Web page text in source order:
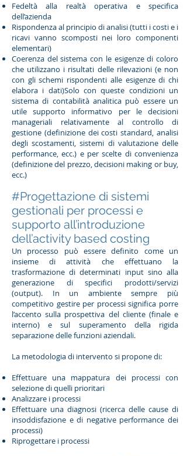
Fedeltà alla realtà operativa e specifica
dell’azienda
Rispondenza al principio di analisi (tutti i costi e i
ricavi vanno scomposti nei loro componenti
elementari)
Coerenza del sistema con le esigenze di coloro
che utilizzano i risultati delle rilevazioni (e non
con gli schemi rispondenti alle esigenze di chi
elabora i dati)Solo con queste condizioni un
sistema di contabilità analitica può essere un
utile supporto informativo per le decisioni
manageriali relativamente al controllo di
gestione (definizione dei costi standard, analisi
degli scostamenti, sistemi di valutazione delle
performance, ecc.) e per scelte di convenienza
(definizione del prezzo, decisioni making or buy,
ecc.)
#Progettazione di sistemi
gestionali per processi e
supporto all’introduzione
dell’activity based costing
Un processo può essere definito come un
insieme di attività che effettuano la
trasformazione di determinati input sino alla
generazione di specifici prodotti/servizi
(output). In un ambiente sempre più
competitivo gestire per processi significa porre
l’accento sulla prospettiva del cliente (finale e
interno) e sul superamento della rigida
separazione delle funzioni aziendali.
La metodologia di intervento si propone di:
Effettuare una mappatura dei processi con
selezione di quelli prioritari
Analizzare i processi
Effettuare una diagnosi (ricerca delle cause di
insoddisfazione e di negative performance dei
processi)
Riprogettare i processi